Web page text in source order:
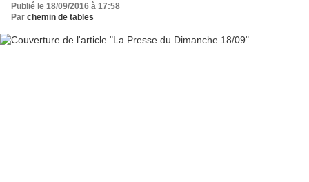
Publié le 18/09/2016 à 17:58
Par chemin de tables